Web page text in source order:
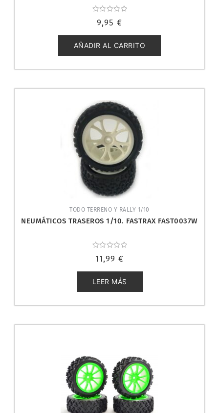
con
de
5
9,95 €
AÑADIR AL CARRITO
TODO TERRENO Y RALLY 1/10
NEUMÁTICOS TRASEROS 1/10. FASTRAX FAST0037W
con
de
5
11,99 €
LEER MÁS